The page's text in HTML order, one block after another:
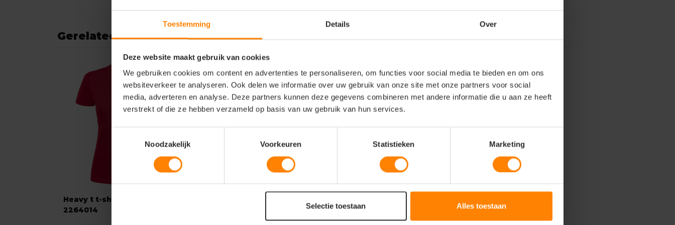
Toestemming Details Over
Deze website maakt gebruik van cookies
We gebruiken cookies om content en advertenties te personaliseren, om functies voor social media te bieden en om ons
websiteverkeer te analyseren. Ook delen we informatie over uw gebruik van onze site met onze partners voor social
media, adverteren en analyse. Deze partners kunnen deze gegevens combineren met andere informatie die u aan ze heeft
verstrekt of die ze hebben verzameld op basis van uw gebruik van hun services.
Noodzakelijk
Voorkeuren Statistieken Marketing
Selectie toestaan Alles toestaan
Gerelateerde producten
Heavy t t-shirt dames
2264014
heren 2261500